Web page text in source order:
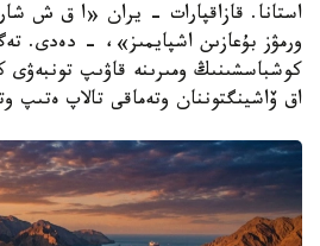
استانا. قازاقپارات - يران «ا ق ش
ورمۋز بۇعازىن اشپايمىز»، - دەدى.
كوشباسشىنىڭ ومىرىنە قاۋىپ
اق ۆاشينگتوننان وتەماقى تالاپ ەتىپ